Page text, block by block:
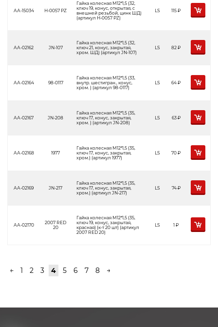
АА-15034 H-0057 PZ
Гайка колесная М12*1,5 (32,
ключ 19, конус, открытая, с
внешней резьбой, цинк ШД)
(артикул H-0057 PZ)
LS 115Р
АА-02162 JN-107
Гайка колесная М12*1,5 (32,
ключ 21, конус, закрытая,
хром. ШД) (артикул JN-107)
LS 82Р
АА-02164 98-0117
Гайка колесная М12*1,5 (33,
внутр. шестигран., конус,
хром. ) (артикул 98-0117)
LS 64Р
АА-02167 JN-208
Гайка колесная М12*1,5 (35,
ключ 17, конус, закрытая,
хром. ) (артикул JN-208)
LS 63Р
АА-02168 1977
Гайка колесная М12*1,5 (35,
ключ 17, конус, закрытая,
хром.) (артикул 1977)
LS 70Р
АА-02169 JN-217
Гайка колесная М12*1,5 (35,
ключ 17, конус, закрытая,
хром.) (артикул JN-217)
LS 74Р
АА-02170
2007 RED
20
Гайка колесная М12*1,5 (35,
ключ 19, конус, закрытая,
красная) (к-т 20 шт) (артикул
2007 RED 20)
LS 1Р
← 1 2 3 4 5 6 7 8 →